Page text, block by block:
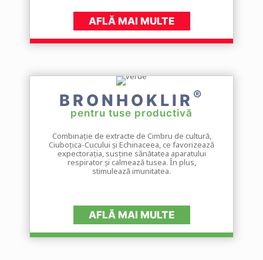
AFLĂ MAI MULTE
BRONHOKLIR ®
pentru tuse productivă
Combinație de extracte de Cimbru de cultură,
Ciuboțica-Cucului și Echinaceea, ce favorizează
expectorația, susține sănătatea aparatului
respirator și calmează tusea. În plus,
stimulează imunitatea.
AFLĂ MAI MULTE